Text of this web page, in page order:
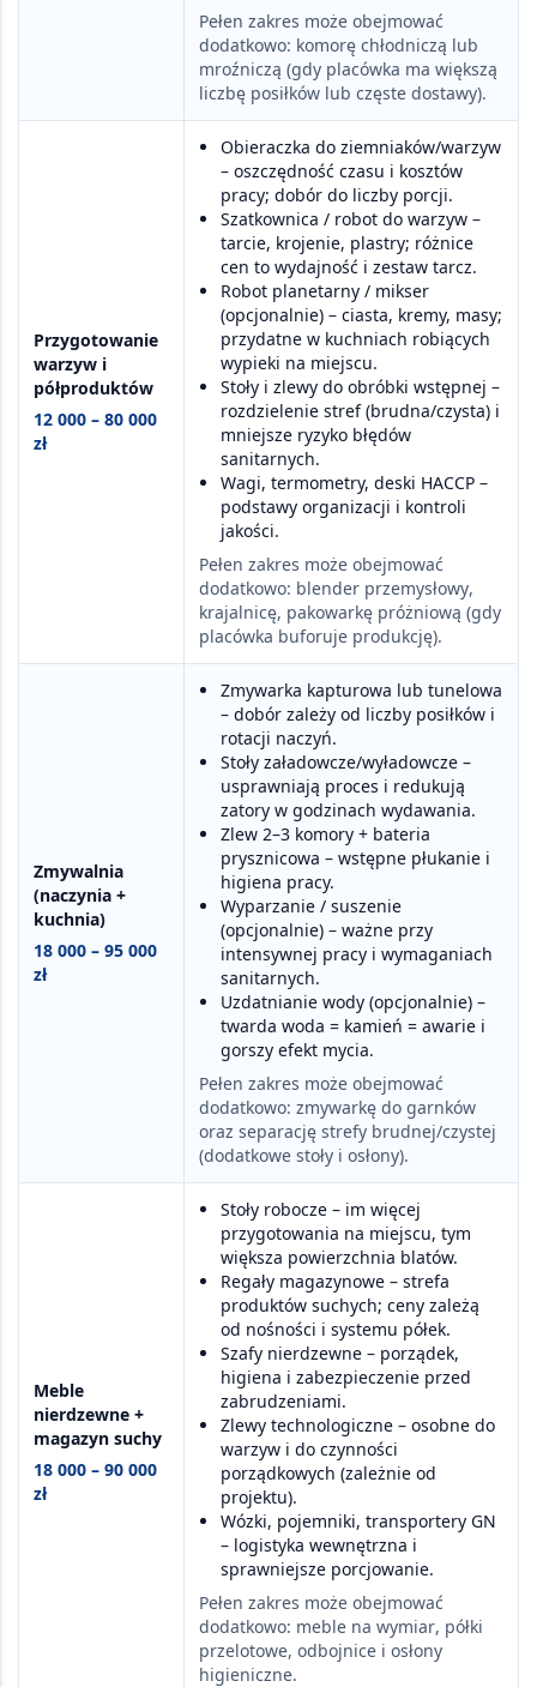
Pełen zakres może obejmować
dodatkowo: komorę chłodniczą lub
mroźniczą (gdy placówka ma większą
liczbę posiłków lub częste dostawy).
Przygotowanie
warzyw i
półproduktów
12 000 – 80 000
zł
Obieraczka do ziemniaków/warzyw
– oszczędność czasu i kosztów
pracy; dobór do liczby porcji.
Szatkownica / robot do warzyw –
tarcie, krojenie, plastry; różnice
cen to wydajność i zestaw tarcz.
Robot planetarny / mikser
(opcjonalnie) – ciasta, kremy, masy;
przydatne w kuchniach robiących
wypieki na miejscu.
Stoły i zlewy do obróbki wstępnej –
rozdzielenie stref (brudna/czysta) i
mniejsze ryzyko błędów
sanitarnych.
Wagi, termometry, deski HACCP –
podstawy organizacji i kontroli
jakości.
Pełen zakres może obejmować
dodatkowo: blender przemysłowy,
krajalnicę, pakowarkę próżniową (gdy
placówka buforuje produkcję).
Zmywalnia
(naczynia +
kuchnia)
18 000 – 95 000
zł
Zmywarka kapturowa lub tunelowa
– dobór zależy od liczby posiłków i
rotacji naczyń.
Stoły załadowcze/wyładowcze –
usprawniają proces i redukują
zatory w godzinach wydawania.
Zlew 2–3 komory + bateria
prysznicowa – wstępne płukanie i
higiena pracy.
Wyparzanie / suszenie
(opcjonalnie) – ważne przy
intensywnej pracy i wymaganiach
sanitarnych.
Uzdatnianie wody (opcjonalnie) –
twarda woda = kamień = awarie i
gorszy efekt mycia.
Pełen zakres może obejmować
dodatkowo: zmywarkę do garnków
oraz separację strefy brudnej/czystej
(dodatkowe stoły i osłony).
Meble
nierdzewne +
magazyn suchy
18 000 – 90 000
zł
Stoły robocze – im więcej
przygotowania na miejscu, tym
większa powierzchnia blatów.
Regały magazynowe – strefa
produktów suchych; ceny zależą
od nośności i systemu półek.
Szafy nierdzewne – porządek,
higiena i zabezpieczenie przed
zabrudzeniami.
Zlewy technologiczne – osobne do
warzyw i do czynności
porządkowych (zależnie od
projektu).
Wózki, pojemniki, transportery GN
– logistyka wewnętrzna i
sprawniejsze porcjowanie.
Pełen zakres może obejmować
dodatkowo: meble na wymiar, półki
przelotowe, odbojnice i osłony
higieniczne.